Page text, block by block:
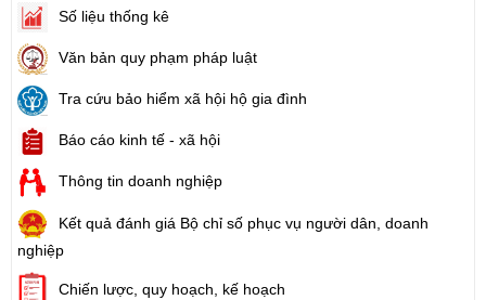
Số liệu thống kê
Văn bản quy phạm pháp luật
Tra cứu bảo hiểm xã hội hộ gia đình
Báo cáo kinh tế - xã hội
Thông tin doanh nghiệp
Kết quả đánh giá Bộ chỉ số phục vụ người dân, doanh
nghiệp
Chiến lược, quy hoạch, kế hoạch